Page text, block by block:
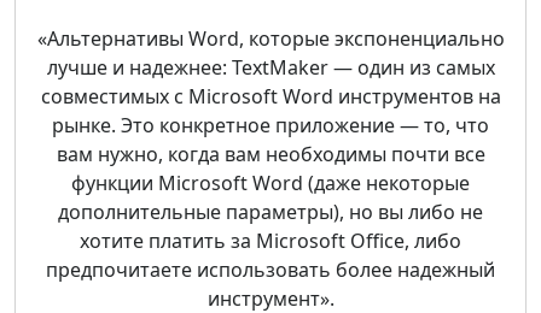
«Альтернативы Word, которые экспоненциально
лучше и надежнее: TextMaker — один из самых
совместимых с Microsoft Word инструментов на
рынке. Это конкретное приложение — то, что
вам нужно, когда вам необходимы почти все
функции Microsoft Word (даже некоторые
дополнительные параметры), но вы либо не
хотите платить за Microsoft Office, либо
предпочитаете использовать более надежный
инструмент».